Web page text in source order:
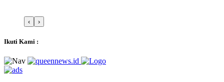
‹ ›
Ikuti Kami :